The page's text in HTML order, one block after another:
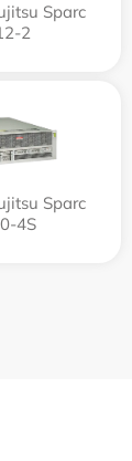
Sparc
2
Sparc
4S